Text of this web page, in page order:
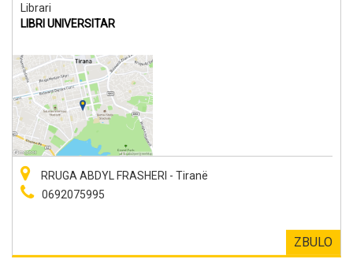
Librari
LIBRI UNIVERSITAR
RRUGA ABDYL FRASHERI - Tiranë
0692075995
ZBULO